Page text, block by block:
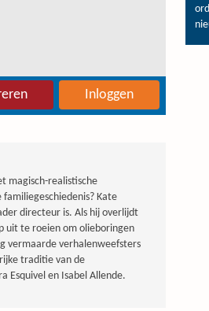
Inloggen
magisch-realistische
Kate
directeur is. Als hij overlijdt
uit te roeien om olieboringen
vermaarde verhalenweefsters
traditie van de
Esquivel en Isabel Allende.